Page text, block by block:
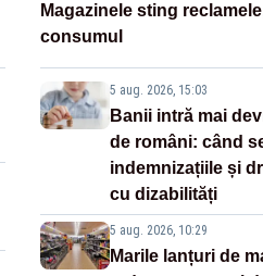
Magazinele sting
consumul
5 aug. 2026, 15:03
Banii intră mai
de români: când
indemnizațiile și
cu dizabilități
5 aug. 2026, 10:29
Marile lanțuri de